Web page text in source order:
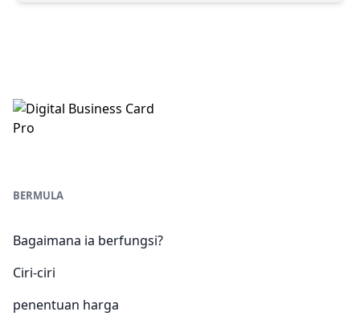
BERMULA
Bagaimana ia berfungsi?
Ciri-ciri
penentuan harga